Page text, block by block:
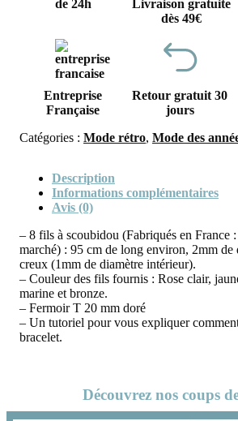
de 24h
Livraison gratuite
dès 49€
Entreprise
Française
Retour gratuit 30
jours
Catégories : Mode rétro, Mode des
Description
Informations complémentaires
Avis (0)
– 8 fils à scoubidou (Fabriqués en France
marché) : 95 cm de long environ, 2mm de
creux (1mm de diamètre intérieur).
– Couleur des fils fournis : Rose clair,
marine et bronze.
– Fermoir T 20 mm doré
– Un tutoriel pour vous expliquer
bracelet.
Découvrez nos coups